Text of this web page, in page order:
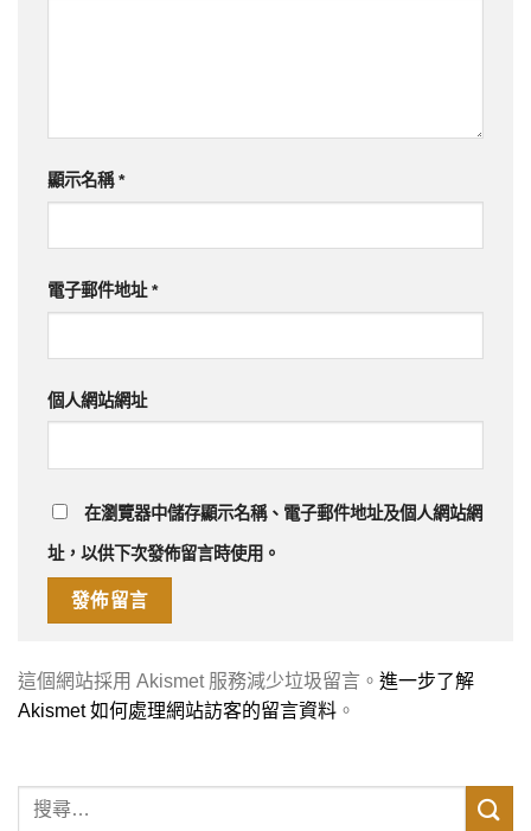
顯示名稱*
電子郵件地址*
個人網站網址
在瀏覽器中儲存顯示名稱、電子郵件地址及個人網站網
址，以供下次發佈留言時使用。
這個網站採用 Akismet 服務減少垃圾留言。 進一步了解
Akismet 如何處理網站訪客的留言資料 。